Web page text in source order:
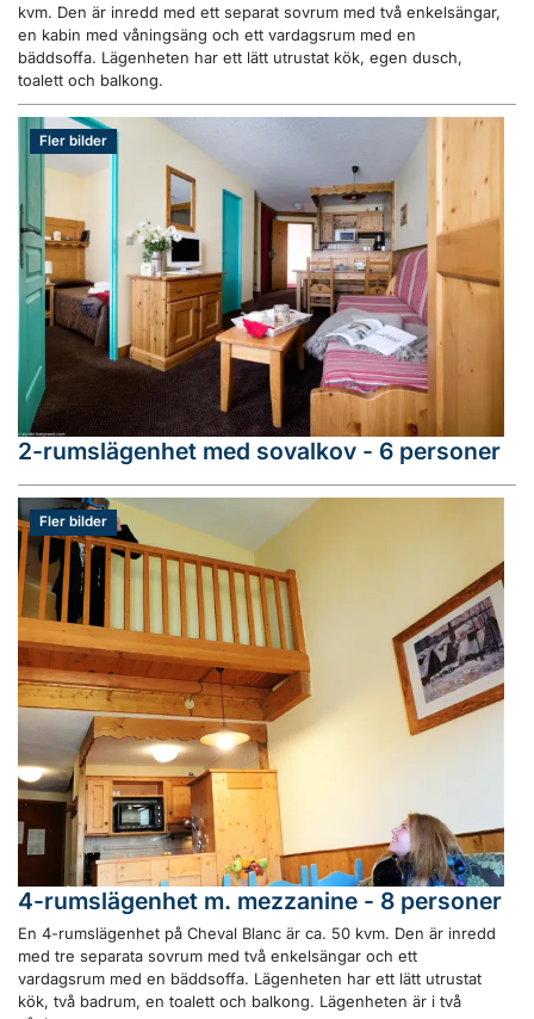
kvm. Den är inredd med ett separat sovrum med två enkelsängar,
en kabin med våningsäng och ett vardagsrum med en
bäddsoffa. Lägenheten har ett lätt utrustat kök, egen dusch,
toalett och balkong.
Fler bilder
2-rumslägenhet med sovalkov - 6 personer
Fler bilder
4-rumslägenhet m. mezzanine - 8 personer
En 4-rumslägenhet på Cheval Blanc är ca. 50 kvm. Den är inredd
med tre separata sovrum med två enkelsängar och ett
vardagsrum med en bäddsoffa. Lägenheten har ett lätt utrustat
kök, två badrum, en toalett och balkong. Lägenheten är i två